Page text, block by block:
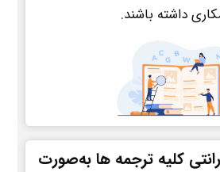
داشته باشند.
کلیه ترجمه ها به‌صورت